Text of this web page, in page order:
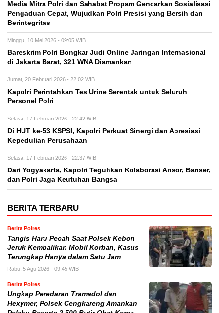
Media Mitra Polri dan Sahabat Propam Gencarkan Sosialisasi
Pengaduan Cepat, Wujudkan Polri Presisi yang Bersih dan
Berintegritas
Minggu, 10 Mei 2026 - 09:05 WIB
Bareskrim Polri Bongkar Judi Online Jaringan Internasional
di Jakarta Barat, 321 WNA Diamankan
Jumat, 20 Februari 2026 - 22:02 WIB
Kapolri Perintahkan Tes Urine Serentak untuk Seluruh
Personel Polri
Selasa, 17 Februari 2026 - 22:42 WIB
Di HUT ke-53 KSPSI, Kapolri Perkuat Sinergi dan Apresiasi
Kepedulian Perusahaan
Selasa, 17 Februari 2026 - 22:37 WIB
Dari Yogyakarta, Kapolri Teguhkan Kolaborasi Ansor, Banser,
dan Polri Jaga Keutuhan Bangsa
BERITA TERBARU
Berita Polres
Tangis Haru Pecah Saat Polsek Kebon
Jeruk Kembalikan Mobil Korban, Kasus
Terungkap Hanya dalam Satu Jam
Rabu, 5 Agu 2026 - 09:45 WIB
Berita Polres
Ungkap Peredaran Tramadol dan
Hexymer, Polsek Cengkareng Amankan